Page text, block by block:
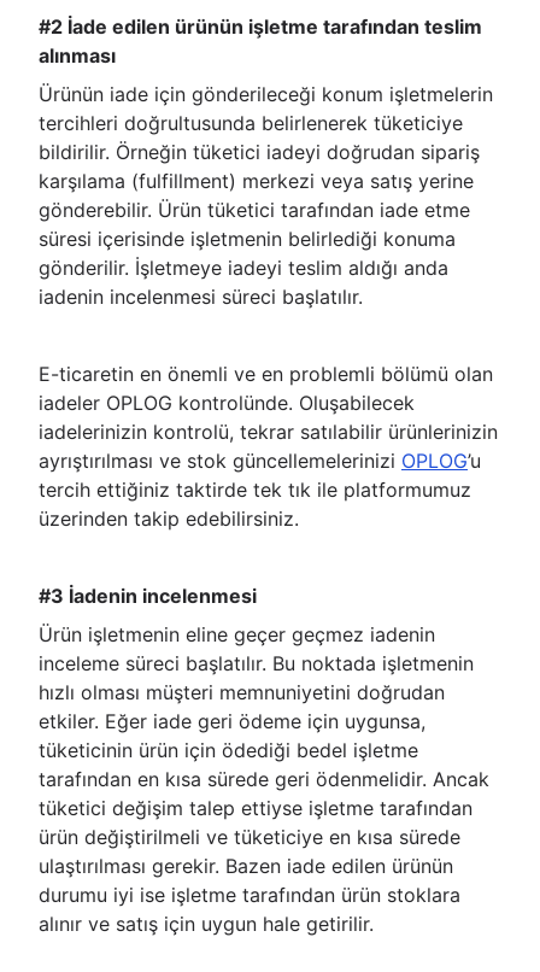
#2 İade edilen ürünün işletme tarafından teslim
alınması
Ürünün iade için gönderileceği konum işletmelerin
tercihleri doğrultusunda belirlenerek tüketiciye
bildirilir. Örneğin tüketici iadeyi doğrudan sipariş
karşılama (fulfillment) merkezi veya satış yerine
gönderebilir. Ürün tüketici tarafından iade etme
süresi içerisinde işletmenin belirlediği konuma
gönderilir. İşletmeye iadeyi teslim aldığı anda
iadenin incelenmesi süreci başlatılır.
E-ticaretin en önemli ve en problemli bölümü olan
iadeler OPLOG kontrolünde. Oluşabilecek
iadelerinizin kontrolü, tekrar satılabilir ürünlerinizin
ayrıştırılması ve stok güncellemelerinizi OPLOG’u
tercih ettiğiniz taktirde tek tık ile platformumuz
üzerinden takip edebilirsiniz.
#3 İadenin incelenmesi
Ürün işletmenin eline geçer geçmez iadenin
inceleme süreci başlatılır. Bu noktada işletmenin
hızlı olması müşteri memnuniyetini doğrudan
etkiler. Eğer iade geri ödeme için uygunsa,
tüketicinin ürün için ödediği bedel işletme
tarafından en kısa sürede geri ödenmelidir. Ancak
tüketici değişim talep ettiyse işletme tarafından
ürün değiştirilmeli ve tüketiciye en kısa sürede
ulaştırılması gerekir. Bazen iade edilen ürünün
durumu iyi ise işletme tarafından ürün stoklara
alınır ve satış için uygun hale getirilir.